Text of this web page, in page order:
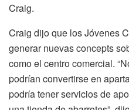
Craig.
Craig dijo que los Jóvenes
generar nuevas concepts
como el centro comercial.
podrían convertirse en
podría tener servicios de